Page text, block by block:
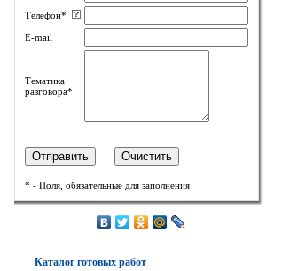
Телефон*
E-mail
Тематика
разговора*
* - Поля, обязательные для заполнения
Каталог готовых работ